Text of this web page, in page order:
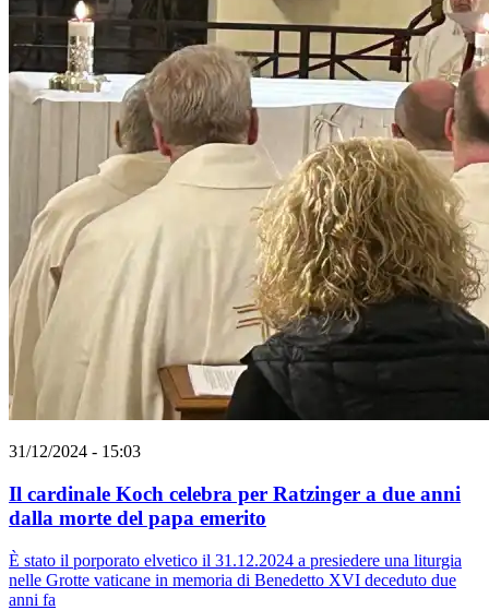
31/12/2024 - 15:03
Il cardinale Koch celebra per Ratzinger a due anni
dalla morte del papa emerito
È stato il porporato elvetico il 31.12.2024 a presiedere una liturgia
nelle Grotte vaticane in memoria di Benedetto XVI deceduto due
anni fa